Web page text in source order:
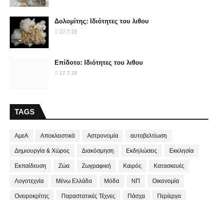
Δολομίτης: Ιδιότητες του λιθου
17.7.19
Επίδοτο: Ιδιότητες του λιθου
17.7.19
TAGS
ΑμεΑ Αποκλειστικά Αστρονομία αυτοβελτίωση
Δημιουργία & Χώρος Διακόσμηση Εκδηλώσεις Εκκλησία
Εκπαίδευση Ζώα Ζωγραφική Καιρός Κατασκευές
Λογοτεχνία Μένω Ελλάδα Μόδα ΝΠ Οικονομία
Ονειροκρίτης Παραστατικές Τέχνες Πάσχα Περίεργα